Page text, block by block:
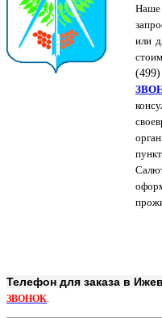
или
Телефон для заказа в
ЗВОНОК.